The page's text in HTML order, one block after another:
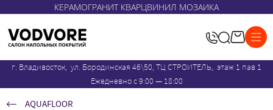
КЕРАМОГРАНИТ КВАРЦВИНИЛ МОЗАИКА
г. Владивосток, ул. Бородинская 46\50, ТЦ СТРОИТЕЛЬ, этаж 1 пав 1
Ежедневно с 9:00 — 18:00
AQUAFLOOR